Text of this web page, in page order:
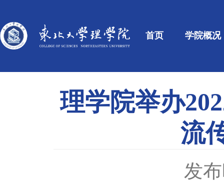
首页 学院概况
理学院举办
流
发